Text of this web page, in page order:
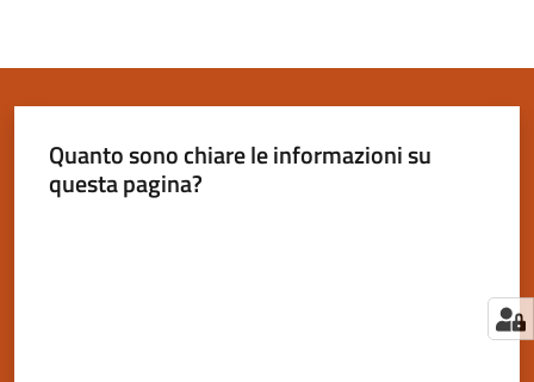
Quanto sono chiare le informazioni su
questa pagina?